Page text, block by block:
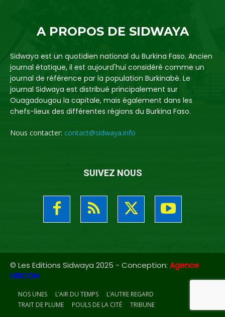
A PROPOS DE SIDWAYA
Sidwaya est un quotidien national du Burkina Faso. Ancien
journal étatique, il est aujourd'hui considéré comme un
journal de référence par la population Burkinabè. Le
journal Sidwaya est distribué principalement sur
Ouagadougou la capitale, mais également dans les
chefs-lieux des différentes régions du Burkina Faso.
Nous contacter: contact@sidwaya.info
SUIVEZ NOUS
© Les Editions Sidwaya 2025 - Conception: Agence
UBICOM
NOS UNES L’AIR DU TEMPS
L’AUTRE REGARD
TRAIT DE PLUME
POULS DE LA CITÉ TRIBUNE